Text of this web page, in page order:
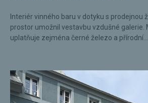
Interiér vinného baru v dotyku s prodejnou
prostor umožnil vestavbu vzdušné galerie.
uplatňuje zejména černé železo a přírodní...